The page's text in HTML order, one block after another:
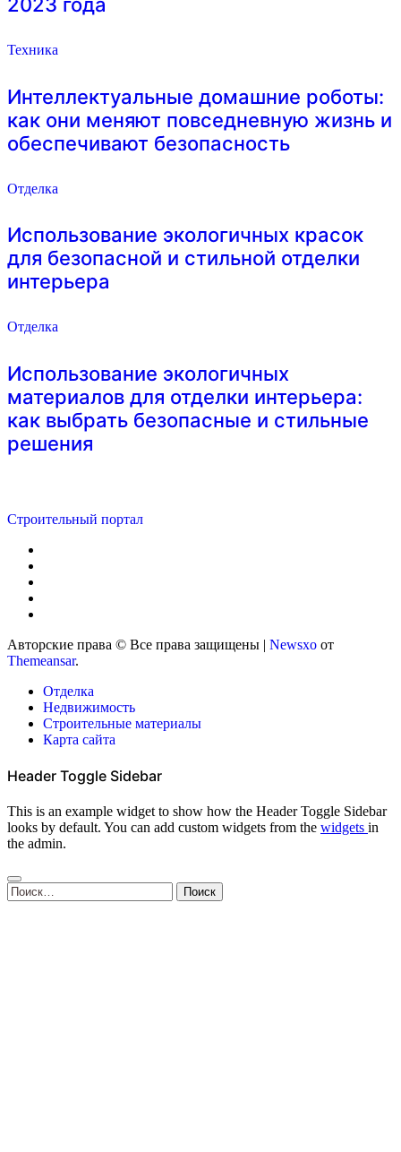
Техника
Интеллектуальные домашние роботы:
как они меняют повседневную жизнь и
обеспечивают безопасность
Отделка
Использование экологичных красок
для безопасной и стильной отделки
интерьера
Отделка
Использование экологичных
материалов для отделки интерьера:
как выбрать безопасные и стильные
решения
Строительный портал
Авторские права © Все права защищены | Newsxo от
Themeansar.
Отделка
Недвижимость
Строительные материалы
Карта сайта
Header Toggle Sidebar
This is an example widget to show how the Header Toggle Sidebar
looks by default. You can add custom widgets from the widgets in
the admin.
Найти: